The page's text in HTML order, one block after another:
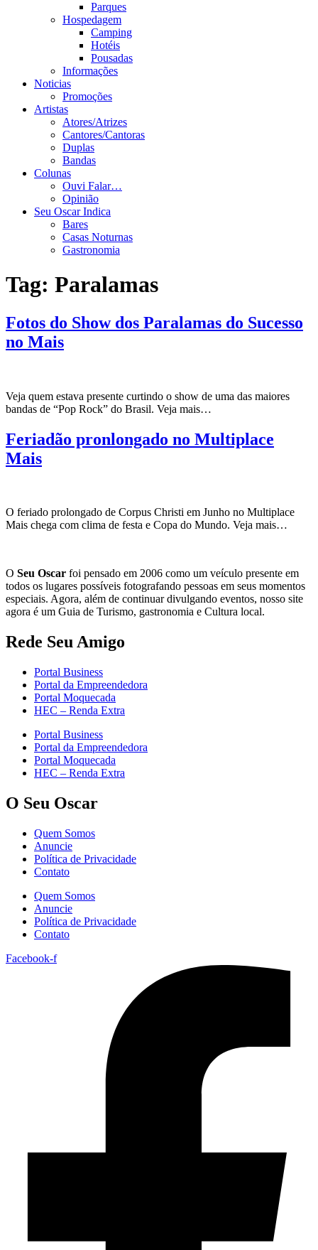
Parques
Hospedagem
Camping
Hotéis
Pousadas
Informações
Noticias
Promoções
Artistas
Atores/Atrizes
Cantores/Cantoras
Duplas
Bandas
Colunas
Ouvi Falar…
Opinião
Seu Oscar Indica
Bares
Casas Noturnas
Gastronomia
Tag: Paralamas
Fotos do Show dos Paralamas do Sucesso
no Mais
Veja quem estava presente curtindo o show de uma das maiores
bandas de “Pop Rock” do Brasil. Veja mais…
Feriadão pronlongado no Multiplace
Mais
O feriado prolongado de Corpus Christi em Junho no Multiplace
Mais chega com clima de festa e Copa do Mundo. Veja mais…
O Seu Oscar foi pensado em 2006 como um veículo presente em
todos os lugares possíveis fotografando pessoas em seus momentos
especiais. Agora, além de continuar divulgando eventos, nosso site
agora é um Guia de Turismo, gastronomia e Cultura local.
Rede Seu Amigo
Portal Business
Portal da Empreendedora
Portal Moquecada
HEC – Renda Extra
Portal Business
Portal da Empreendedora
Portal Moquecada
HEC – Renda Extra
O Seu Oscar
Quem Somos
Anuncie
Política de Privacidade
Contato
Quem Somos
Anuncie
Política de Privacidade
Contato
Facebook-f